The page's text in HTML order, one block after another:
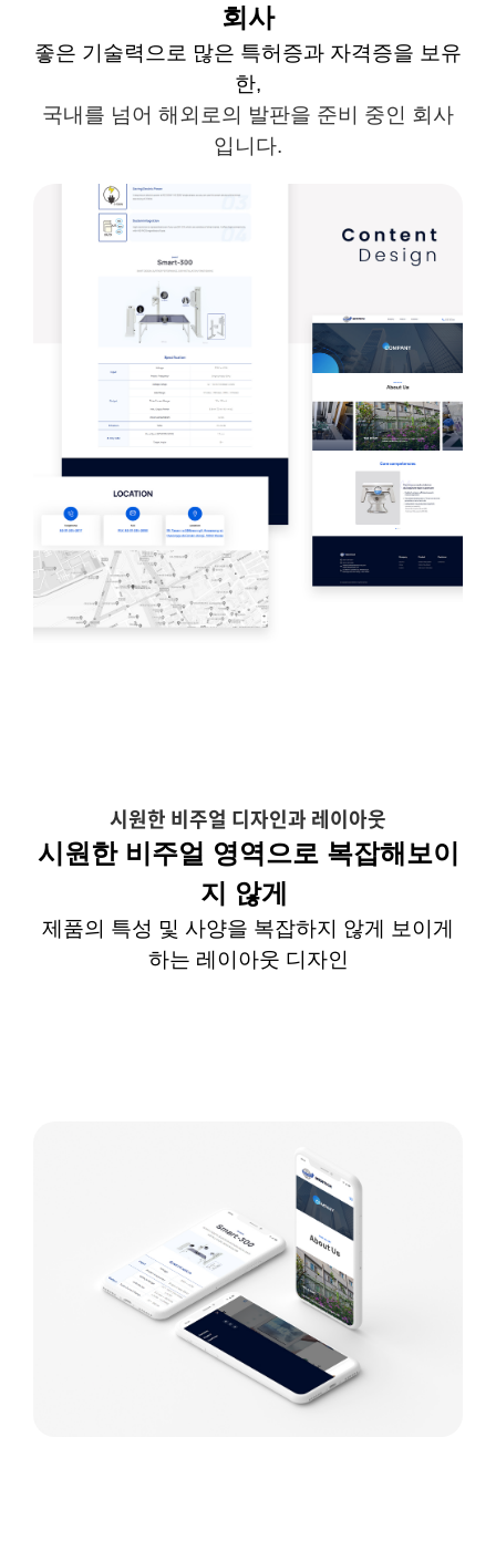
회사
좋은 기술력으로 많은 특허증과 자격증을 보유
한,
국내를 넘어 해외로의 발판을 준비 중인 회사
입니다.
시원한 비주얼 디자인과 레이아웃
시원한 비주얼 영역으로 복잡해보이
지 않게
제품의 특성 및 사양을 복잡하지 않게 보이게
하는 레이아웃 디자인